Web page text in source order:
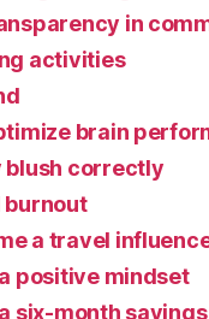
in
activities
brain
blush correctly
burnout
a travel
positive mindset
six-month